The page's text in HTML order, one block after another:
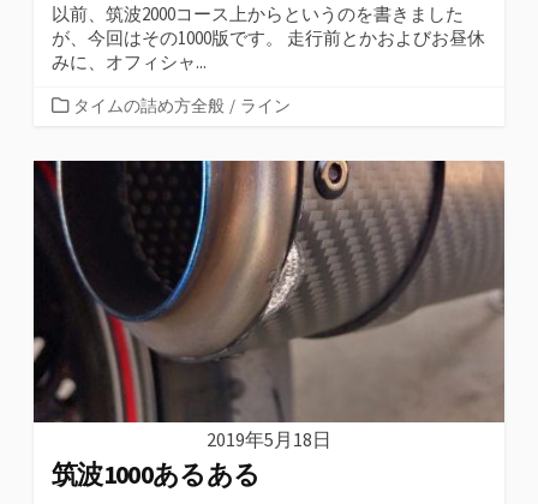
以前、筑波2000コース上からというのを書きました
が、今回はその1000版です。 走行前とかおよびお昼休
みに、オフィシャ...
カ
ゴ
タイムの詰め方全般 / ライン
2019年5月18日
筑波1000あるある